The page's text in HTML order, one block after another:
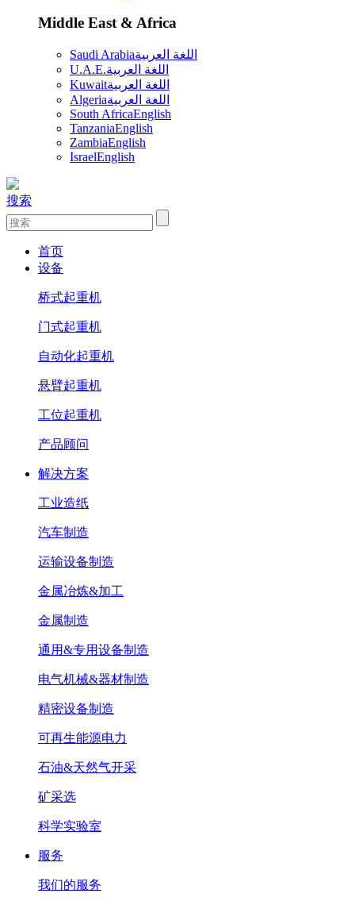
Middle East & Africa
Saudi Arabiaاللغة العربية
U.A.E.اللغة العربية
Kuwaitاللغة العربية
Algeriaاللغة العربية
South AfricaEnglish
TanzaniaEnglish
ZambiaEnglish
IsraelEnglish
搜索
首页
设备
桥式起重机
门式起重机
自动化起重机
悬臂起重机
工位起重机
产品顾问
解决方案
工业造纸
汽车制造
运输设备制造
金属冶炼&加工
金属制造
通用&专用设备制造
电气机械&器材制造
精密设备制造
可再生能源电力
石油&天然气开采
矿采选
科学实验室
服务
我们的服务